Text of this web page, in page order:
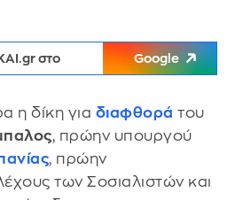
στο Google
η δίκη για διαφθορά του
, πρώην υπουργού
, πρώην
των Σοσιαλιστών και